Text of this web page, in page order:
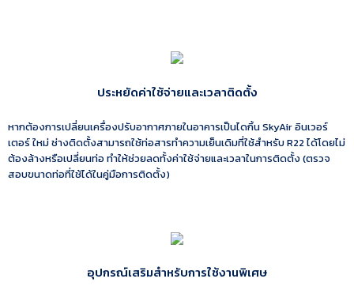
ประหยัดค่าใช้จ่ายและเวลาติดตั้ง
หากต้องการเปลี่ยนเครื่องปรับอากาศภายในอาคารเป็นไดกิ้น SkyAir อินเวอร์
เตอร์ ใหม่ ช่างติดตั้งสามารถใช้ท่อสารทำความเย็นเดิมที่ใช้สำหรับ R22 ได้โดยไม่
ต้องล้างหรือเปลี่ยนท่อ ทำให้ช่วยลดทั้งค่าใช้จ่ายและเวลาในการติดตั้ง (ตรวจ
สอบขนาดท่อที่ใช้ได้ในคู่มือการติดตั้ง)
อุปกรณ์เสริมสำหรับการใช้งานพิเศษ